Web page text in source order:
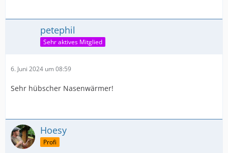
petephil
Sehr aktives Mitglied
6. Juni 2024 um 08:59
Sehr hübscher Nasenwärmer!
Hoesy
Profi